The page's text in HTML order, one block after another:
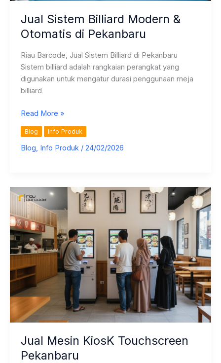
Jual Sistem Billiard Modern &
Otomatis di Pekanbaru
Riau Barcode, Jual Sistem Billiard di Pekanbaru
Sistem billiard adalah rangkaian perangkat yang
digunakan untuk mengatur durasi penggunaan meja
billiard
Jual
Sistem
Billiard
Modern
Pekanbaru
Read More »
Blog Info Produk
Blog Info Produk/ 24/02/2026
Jual Mesin KiosK Touchscreen
Pekanbaru